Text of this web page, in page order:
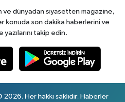
ve dünyadan siyasetten magazine,
konuda son dakika haberlerini ve
yazılarını takip edin.
Her hakkı saklıdır. Haberler